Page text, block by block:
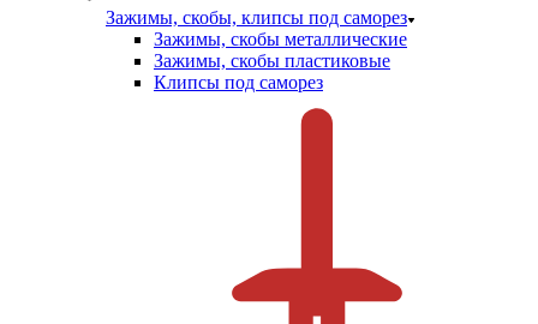
Зажимы, скобы, клипсы под саморез
Зажимы, скобы металлические
Зажимы, скобы пластиковые
Клипсы под саморез